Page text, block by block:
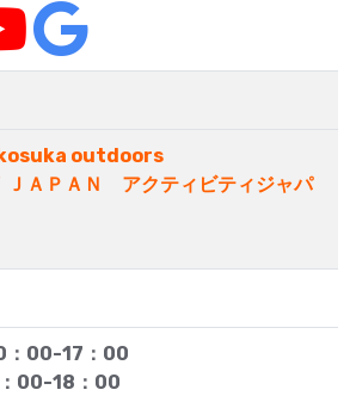
outdoors
ＪＡＰＡＮ アクティビティジャパ
：00-17：00
00-18：00